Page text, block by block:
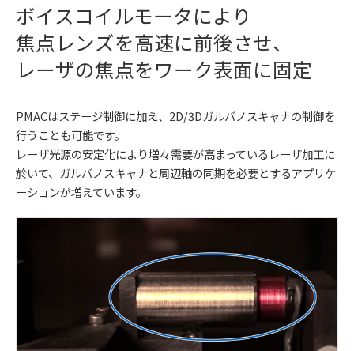
ボイスコイルモータにより
焦点レンズを高速に前後させ、
レーザの焦点をワーク表面に固定
PMACはステージ制御に加え、2D/3Dガルバノスキャナの制御を
行うことも可能です。
レーザ光源の安定化により増々需要が高まっているレーザ加工に
於いて、ガルバノスキャナと周辺軸の同期を必要とするアプリケ
ーションが増えています。